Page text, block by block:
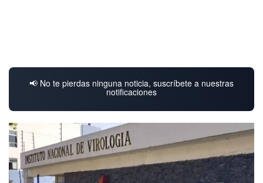
📢 No te pierdas ninguna noticia, suscríbete a nuestras
notificaciones